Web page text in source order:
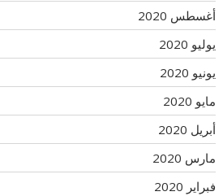
أغسطس 2020
يوليو 2020
يونيو 2020
مايو 2020
أبريل 2020
مارس 2020
فبراير 2020